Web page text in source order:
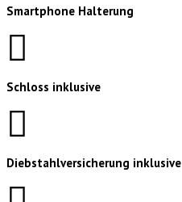
Smartphone Halterung
Schloss inklusive
Diebstahlversicherung inklusive